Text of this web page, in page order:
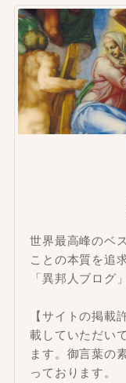
世界最高峰のベ
ことの本質を追
「異邦人ブログ」
【サイトの掲載
載していただい
ます。御言葉の
っております。